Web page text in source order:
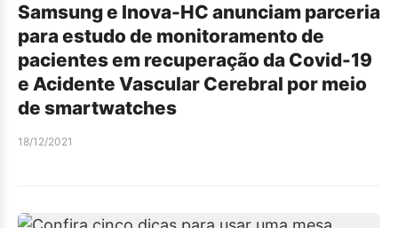
Samsung e Inova-HC anunciam parceria
para estudo de monitoramento de
pacientes em recuperação da Covid-19
e Acidente Vascular Cerebral por meio
de smartwatches
18/12/2021